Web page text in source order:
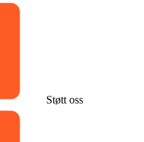
Støtt oss